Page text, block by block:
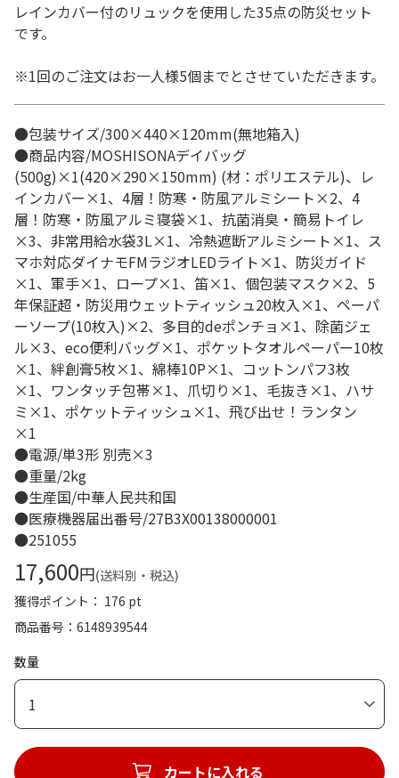
レインカバー付のリュックを使用した35点の防災セット
です。
※1回のご注文はお一人様5個までとさせていただきます。
●包装サイズ/300×440×120mm(無地箱入)
●商品内容/MOSHISONAデイバッグ
(500g)×1(420×290×150mm) (材：ポリエステル)、レ
インカバー×1、4層！防寒・防風アルミシート×2、4
層！防寒・防風アルミ寝袋×1、抗菌消臭・簡易トイレ
×3、非常用給水袋3L×1、冷熱遮断アルミシート×1、ス
マホ対応ダイナモFMラジオLEDライト×1、防災ガイド
×1、軍手×1、ロープ×1、笛×1、個包装マスク×2、5
年保証超・防災用ウェットティッシュ20枚入×1、ペーパ
ーソープ(10枚入)×2、多目的deポンチョ×1、除菌ジェ
ル×3、eco便利バッグ×1、ポケットタオルペーパー10枚
×1、絆創膏5枚×1、綿棒10P×1、コットンパフ3枚
×1、ワンタッチ包帯×1、爪切り×1、毛抜き×1、ハサ
ミ×1、ポケットティッシュ×1、飛び出せ！ランタン
×1
●電源/単3形 別売×3
●重量/2kg
●生産国/中華人民共和国
●医療機器届出番号/27B3X00138000001
●251055
17,600円(送料別・税込)
獲得ポイント： 176 pt
商品番号
6148939544
数量
1
カートに入れる